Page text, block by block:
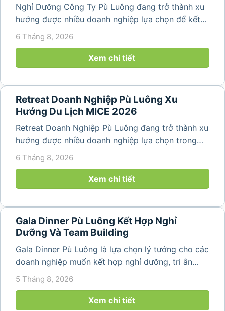
Nghỉ Dưỡng Công Ty Pù Luông đang trở thành xu
hướng được nhiều doanh nghiệp lựa chọn để kết
hợp giữa nghỉ ngơi, tái tạo năng lượng và xây
dựng tinh thần đồng đội. Thay vì những chuyến du
lịch đơn thuần, nhiều công ty...
6 Tháng 8, 2026
Xem chi tiết
Retreat Doanh Nghiệp Pù Luông Xu
Hướng Du Lịch MICE 2026
Retreat Doanh Nghiệp Pù Luông đang trở thành xu
hướng được nhiều doanh nghiệp lựa chọn trong
năm 2026 khi nhu cầu kết hợp nghỉ dưỡng, hội
mang đến khoảng thời gian thư giãn...
6 Tháng 8, 2026
Xem chi tiết
Gala Dinner Pù Luông Kết Hợp Nghỉ
Dưỡng Và Team Building
Gala Dinner Pù Luông là lựa chọn lý tưởng cho các
doanh nghiệp muốn kết hợp nghỉ dưỡng, tri ân
nhân viên và xây dựng tinh thần đồng đội trong
không gian thiên nhiên yên bình. Với khung cảnh
núi rừng hùng vĩ, không khí...
5 Tháng 8, 2026
Xem chi tiết